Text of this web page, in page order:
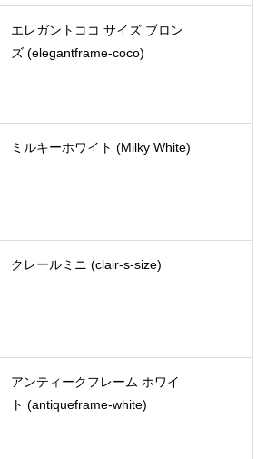
エレガントココ サイズ ブロン
ズ (elegantframe-coco)
ミルキーホワイト (Milky White)
クレールミニ (clair-s-size)
アンティークフレーム ホワイ
ト (antiqueframe-white)